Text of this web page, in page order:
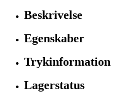
Beskrivelse
Egenskaber
Trykinformation
Lagerstatus